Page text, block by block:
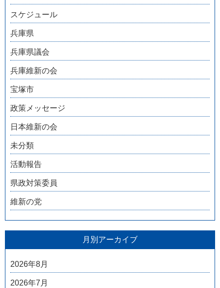
スケジュール
兵庫県
兵庫県議会
兵庫維新の会
宝塚市
政策メッセージ
日本維新の会
未分類
活動報告
県政対策委員
維新の党
月別アーカイブ
2026年8月
2026年7月